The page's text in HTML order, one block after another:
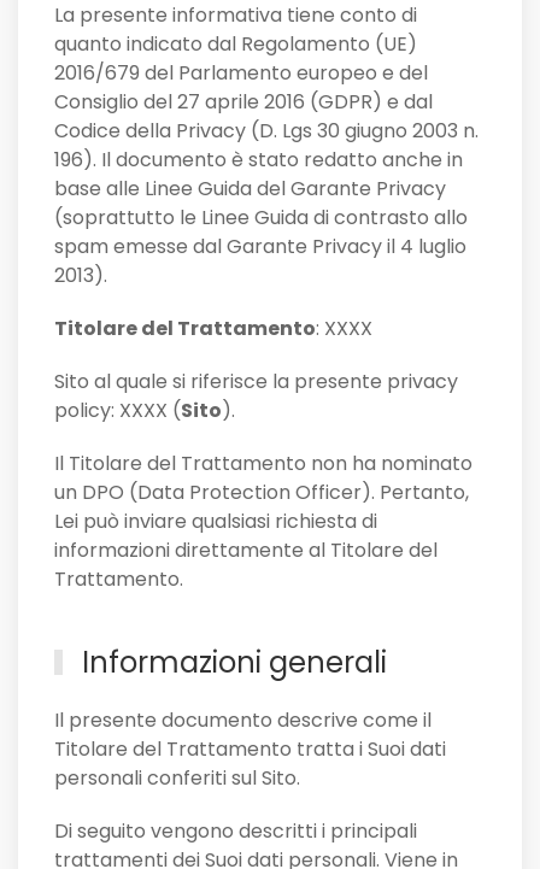
La presente informativa tiene conto di
quanto indicato dal Regolamento (UE)
2016/679 del Parlamento europeo e del
Consiglio del 27 aprile 2016 (GDPR) e dal
Codice della Privacy (D. Lgs 30 giugno 2003 n.
196). Il documento è stato redatto anche in
base alle Linee Guida del Garante Privacy
(soprattutto le Linee Guida di contrasto allo
spam emesse dal Garante Privacy il 4 luglio
2013).
Titolare del Trattamento: XXXX
Sito al quale si riferisce la presente privacy
policy: XXXX (Sito).
Il Titolare del Trattamento non ha nominato
un DPO (Data Protection Officer). Pertanto,
Lei può inviare qualsiasi richiesta di
informazioni direttamente al Titolare del
Trattamento.
Informazioni generali
Il presente documento descrive come il
Titolare del Trattamento tratta i Suoi dati
personali conferiti sul Sito.
Di seguito vengono descritti i principali
trattamenti dei Suoi dati personali. Viene in